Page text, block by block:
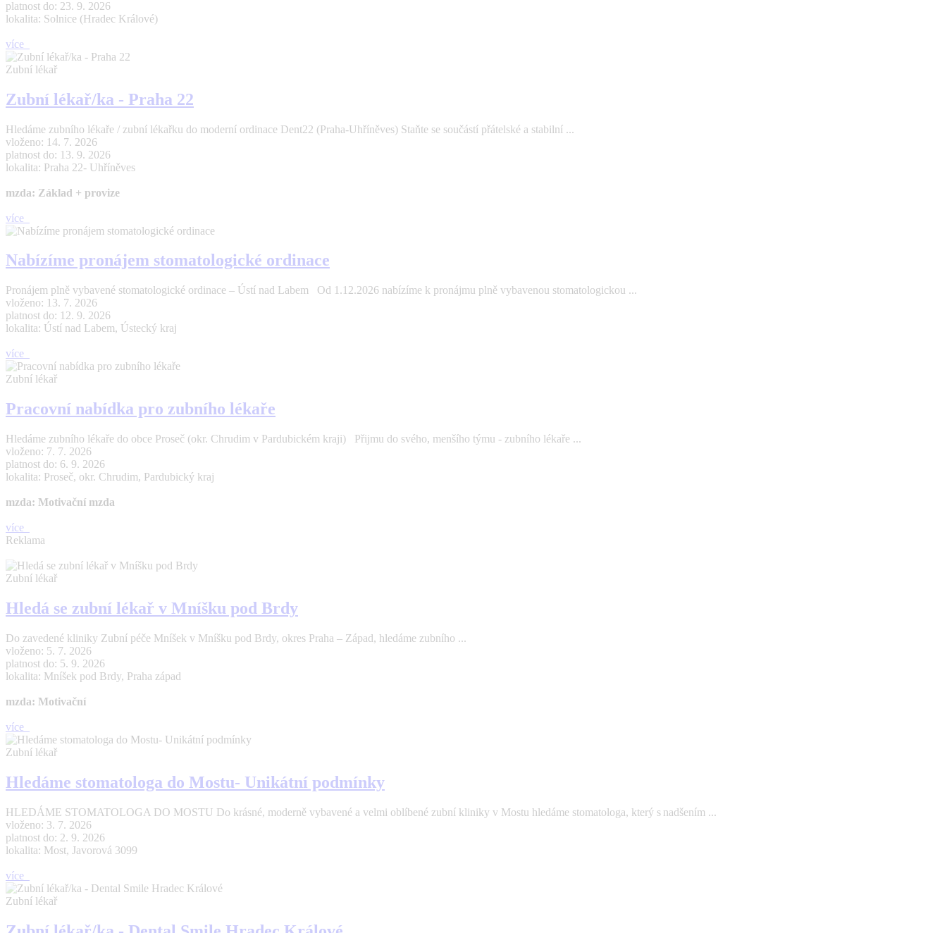
platnost do: 23. 9. 2026
lokalita: Solnice (Hradec Králové)
více
Zubní lékař
Zubní lékař/ka - Praha 22
Hledáme zubního lékaře / zubní lékařku do moderní ordinace Dent22 (Praha-Uhříněves) Staňte se součástí přátelské a stabilní ...
vloženo: 14. 7. 2026
platnost do: 13. 9. 2026
lokalita: Praha 22- Uhříněves
mzda: Základ + provize
více
Nabízíme pronájem stomatologické ordinace
Pronájem plně vybavené stomatologické ordinace – Ústí nad Labem Od 1.12.2026 nabízíme k pronájmu plně vybavenou stomatologickou ...
vloženo: 13. 7. 2026
platnost do: 12. 9. 2026
lokalita: Ústí nad Labem, Ústecký kraj
více
Zubní lékař
Pracovní nabídka pro zubního lékaře
Hledáme zubního lékaře do obce Proseč (okr. Chrudim v Pardubickém kraji) Přijmu do svého, menšího týmu - zubního lékaře ...
vloženo: 7. 7. 2026
platnost do: 6. 9. 2026
lokalita: Proseč, okr. Chrudim, Pardubický kraj
mzda: Motivační mzda
více
Reklama
Zubní lékař
Hledá se zubní lékař v Mníšku pod Brdy
Do zavedené kliniky Zubní péče Mníšek v Mníšku pod Brdy, okres Praha – Západ, hledáme zubního ...
vloženo: 5. 7. 2026
platnost do: 5. 9. 2026
lokalita: Mníšek pod Brdy, Praha západ
mzda: Motivační
více
Zubní lékař
Hledáme stomatologa do Mostu- Unikátní podmínky
HLEDÁME STOMATOLOGA DO MOSTU Do krásné, moderně vybavené a velmi oblíbené zubní kliniky v Mostu hledáme stomatologa, který s nadšením ...
vloženo: 3. 7. 2026
platnost do: 2. 9. 2026
lokalita: Most, Javorová 3099
více
Zubní lékař